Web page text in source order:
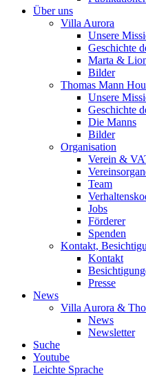
Über uns
Villa Aurora
Unsere
Geschichte
Marta &
Bilder
Thomas Mann
Unsere
Geschichte
Die Manns
Bilder
Organisation
Verein &
Team
Jobs
Förderer
Spenden
Kontakt,
Kontakt
Presse
News
Villa Aurora &
News
Newsletter
Suche
Youtube
Leichte Sprache